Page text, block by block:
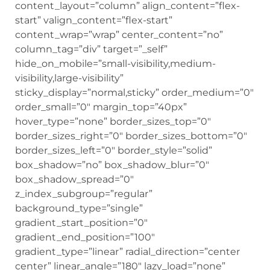
content_layout=”column” align_content=”flex-
start” valign_content=”flex-start”
content_wrap=”wrap” center_content=”no”
column_tag=”div” target=”_self”
hide_on_mobile=”small-visibility,medium-
visibility,large-visibility”
sticky_display=”normal,sticky” order_medium=”0″
order_small=”0″ margin_top=”40px”
hover_type=”none” border_sizes_top=”0″
border_sizes_right=”0″ border_sizes_bottom=”0″
border_sizes_left=”0″ border_style=”solid”
box_shadow=”no” box_shadow_blur=”0″
box_shadow_spread=”0″
z_index_subgroup=”regular”
background_type=”single”
gradient_start_position=”0″
gradient_end_position=”100″
gradient_type=”linear” radial_direction=”center
center” linear_angle=”180″ lazy_load=”none”